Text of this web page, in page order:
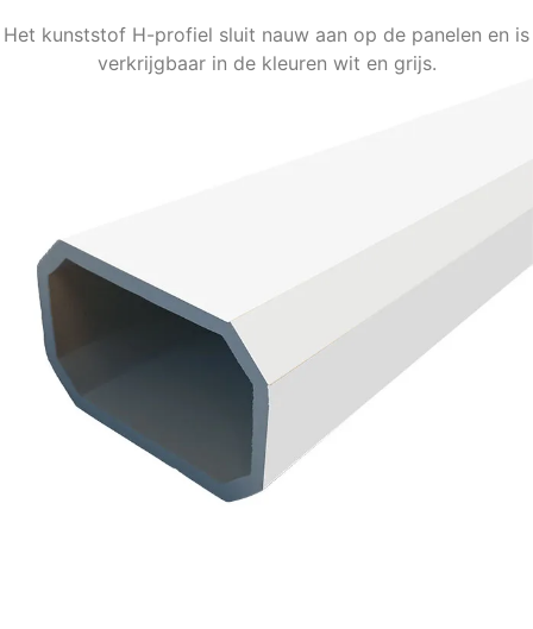
Het kunststof H-profiel sluit nauw aan op de panelen en is
verkrijgbaar in de kleuren wit en grijs.